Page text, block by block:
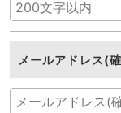
メールアドレス(